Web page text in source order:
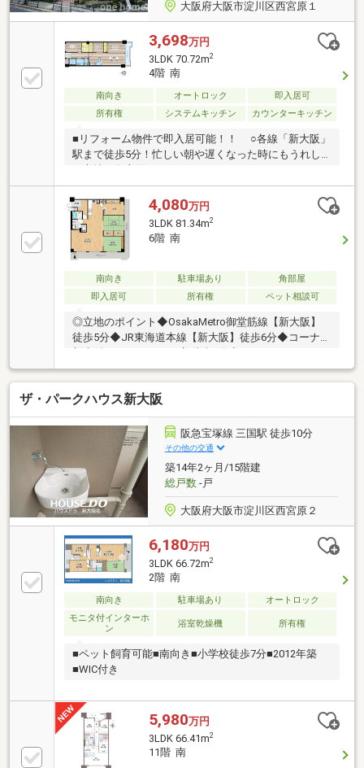
大阪府大阪市淀川区西宮原１
3,698万円
3LDK 70.72m2
4階 南
南向き オートロック
即入居可
所有権
システムキッチン カウンターキッチン
■リフォーム物件で即入居可能！！ ○各線「新大阪」
駅まで徒歩5分！忙しい朝や遅くなった時にもうれし
ーやコンビニも徒歩圏内で毎日のお買物も便利！
4,080万円
3LDK 81.34m2
6階 南
南向き 駐車場あり
角部屋
即入居可
所有権 ペット相談可
◎立地のポイント◆OsakaMetro御堂筋線【新大阪】
徒歩5分◆JR東海道本線【新大阪】徒歩6分◆コーナン
スクエア西宮原店 徒歩3分◎物件のポイント◆フルリ
フォーム前提物件としてご検討ください◆専有面積
広々81.34㎡ リフォーム工事にて3LDK→4LDKへ間取変
更可◆解放感に優れ、採光に恵まれた東南角住戸◆ペ
ット2匹迄飼育可能◆オートロック・宅配BOX完備◆
住宅ローン控除利用可能※当社ではネットで他社様が
広告している物件も同時に紹介・案内可能です。併せ
て内覧を希望される際は、物件名を担当者までお申し
付け下さい
ザ・パークハウス新大阪
阪急宝塚線 三国駅 徒歩10分
その他の交通
築14年2ヶ月/15階建
総戸数-戸
大阪府大阪市淀川区西宮原２
6,180万円
3LDK 66.72m2
2階 南
南向き 駐車場あり
オートロック
モニタ付インターホ
ン
浴室乾燥機 所有権
■ペット飼育可能■南向き■小学校徒歩7分■2012年築
■WIC付き
5,980万円
3LDK 66.41m2
11階 南